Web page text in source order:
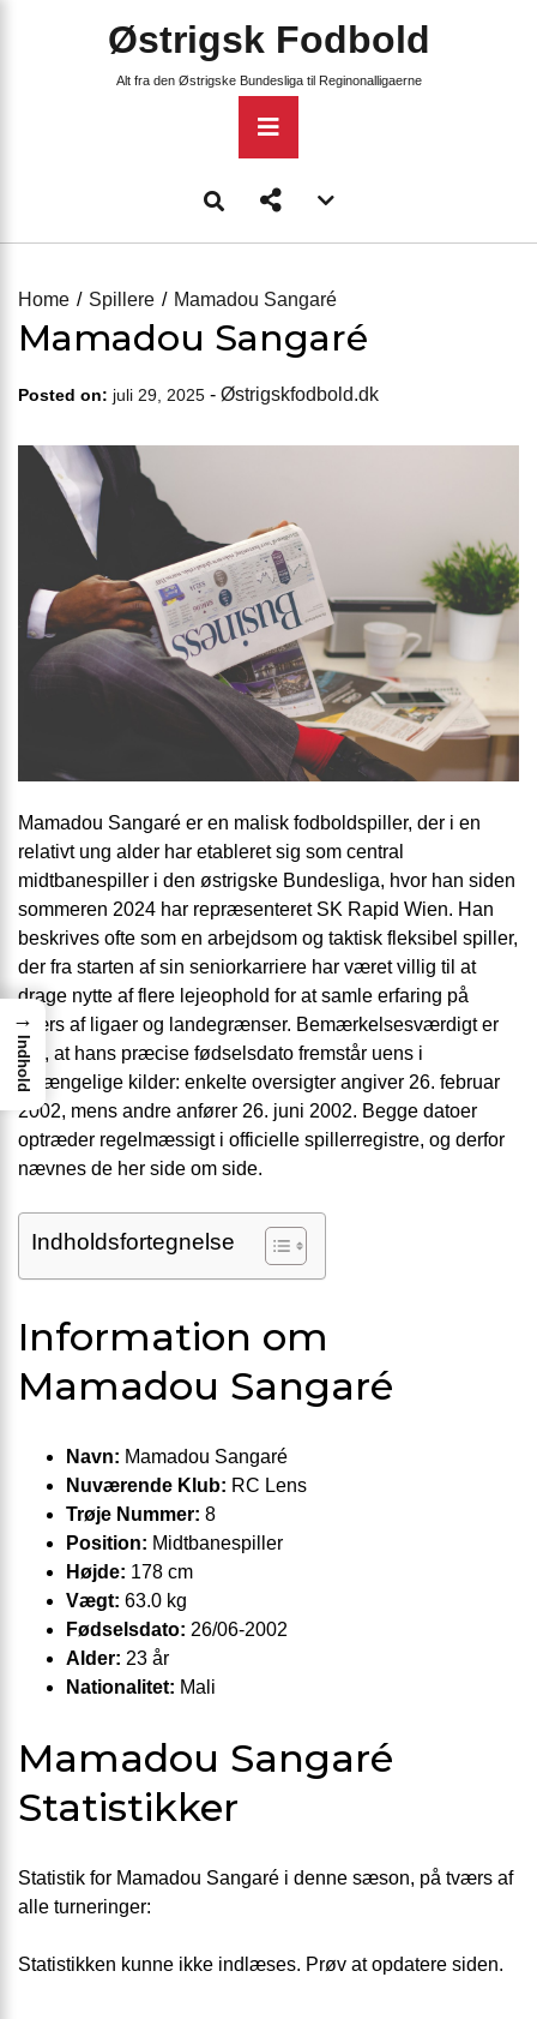
Østrigsk Fodbold
Alt fra den Østrigske Bundesliga til Reginonalligaerne
Primary
Menu
menu
Home
Spillere Mamadou Sangaré
Mamadou Sangaré
Posted on: juli 29, 2025 - Østrigskfodbold.dk
Mamadou Sangaré er en malisk fodboldspiller, der i en
relativt ung alder har etableret sig som central
midtbanespiller i den østrigske Bundesliga, hvor han siden
sommeren 2024 har repræsenteret SK Rapid Wien. Han
beskrives ofte som en arbejdsom og taktisk fleksibel spiller,
der fra starten af sin seniorkarriere har været villig til at
drage nytte af flere lejeophold for at samle erfaring på
tværs af ligaer og landegrænser. Bemærkelsesværdigt er
det, at hans præcise fødselsdato fremstår uens i
tilgængelige kilder: enkelte oversigter angiver 26. februar
2002, mens andre anfører 26. juni 2002. Begge datoer
optræder regelmæssigt i officielle spillerregistre, og derfor
nævnes de her side om side.
Indholdsfortegnelse
Information om
Mamadou Sangaré
Navn: Mamadou Sangaré
Nuværende Klub: RC Lens
Trøje Nummer: 8
Position: Midtbanespiller
Højde: 178 cm
Vægt: 63.0 kg
Fødselsdato: 26/06-2002
Alder: 23 år
Nationalitet: Mali
Mamadou Sangaré
Statistikker
Statistik for Mamadou Sangaré i denne sæson, på tværs af
alle turneringer:
Statistikken kunne ikke indlæses. Prøv at opdatere siden.
→
Indhold